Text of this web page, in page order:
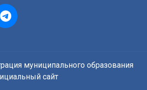
муниципального образования
сайт